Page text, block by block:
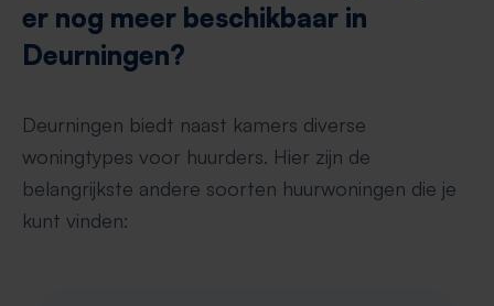
er nog meer beschikbaar in
Deurningen?
Deurningen biedt naast kamers diverse
woningtypes voor huurders. Hier zijn de
belangrijkste andere soorten huurwoningen die je
kunt vinden: